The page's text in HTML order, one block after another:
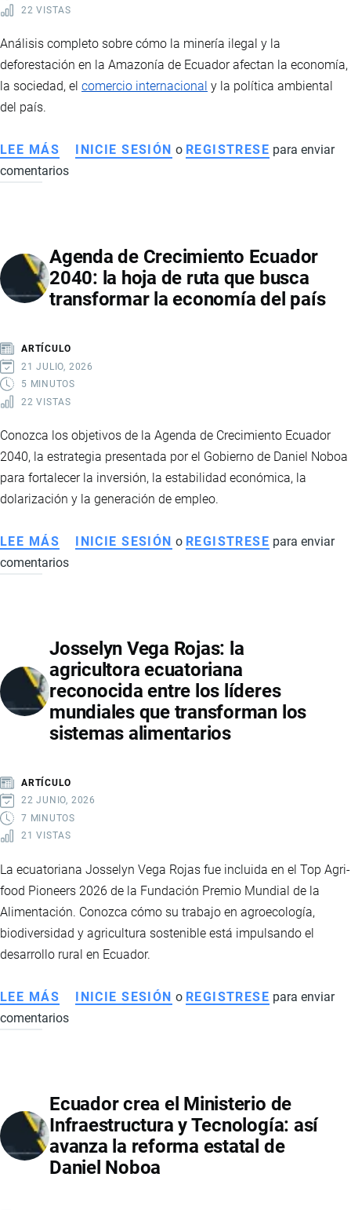
MERCADO
22 VISTAS
Análisis completo sobre cómo la minería ilegal y la
deforestación en la Amazonía de Ecuador afectan la economía,
la sociedad, el comercio internacional y la política ambiental
del país.
LEE MÁS SOBRE
MINERÍA
AMAZONÍA
ECUATORIANA:
IMPACTOS
Y
COMERCIALES
INICIE SESIÓN o REGISTRESE para enviar
comentarios
Agenda de Crecimiento Ecuador
2040: la hoja de ruta que busca
transformar la economía del país
ARTÍCULO
21 JULIO, 2026
5 MINUTOS
22 VISTAS
Conozca los objetivos de la Agenda de Crecimiento Ecuador
2040, la estrategia presentada por el Gobierno de Daniel Noboa
para fortalecer la inversión, la estabilidad económica, la
dolarización y la generación de empleo.
LEE MÁS SOBRE
AGENDA
2040:
LA
HOJA
DE
RUTA
TRANSFORMAR
LA
ECONOMÍA
INICIE SESIÓN o REGISTRESE para enviar
comentarios
Josselyn Vega Rojas: la
agricultora ecuatoriana
reconocida entre los líderes
mundiales que transforman los
sistemas alimentarios
ARTÍCULO
22 JUNIO, 2026
7 MINUTOS
21 VISTAS
La ecuatoriana Josselyn Vega Rojas fue incluida en el Top Agri-
food Pioneers 2026 de la Fundación Premio Mundial de la
Alimentación. Conozca cómo su trabajo en agroecología,
biodiversidad y agricultura sostenible está impulsando el
desarrollo rural en Ecuador.
LEE MÁS SOBRE
JOSSELYN
AGRICULTORA
ECUATORIANA
RECONOCIDA
ENTRE
INICIE SESIÓN o REGISTRESE para enviar
comentarios
Ecuador crea el Ministerio de
Infraestructura y Tecnología: así
avanza la reforma estatal de
Daniel Noboa